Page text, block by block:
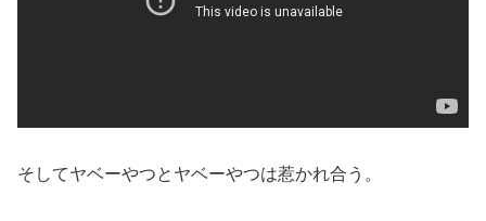
そしてヤベーやつとヤベーやつは惹かれ合う。